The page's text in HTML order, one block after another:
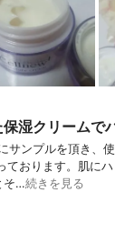
湿クリームで
サンプルを頂き、
ております。肌に
そ…続きを見る